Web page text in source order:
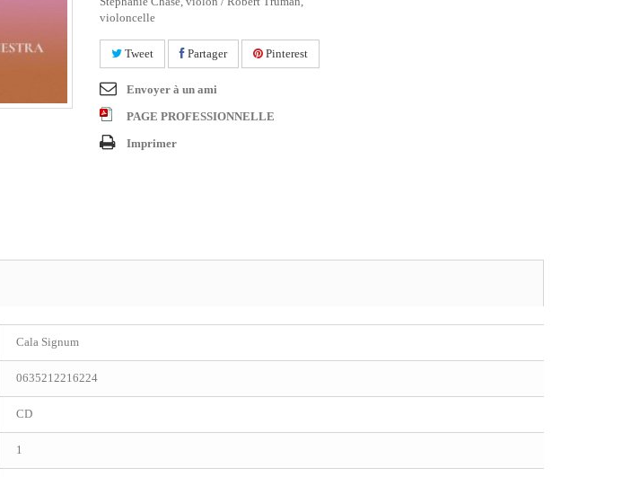
violoncelle
Tweet Partager Pinterest
Envoyer à un ami
PAGE PROFESSIONNELLE
Imprimer
Cala Signum
0635212216224
CD
1